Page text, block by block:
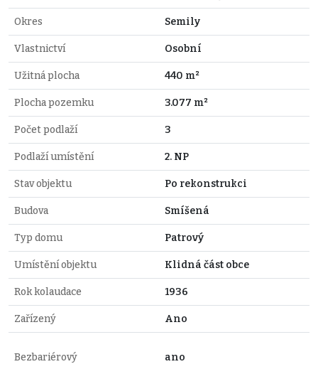
Okres Semily
Vlastnictví Osobní
Užitná plocha 440 m²
Plocha pozemku 3.077 m²
Počet podlaží 3
Podlaží umístění 2. NP
Stav objektu Po rekonstrukci
Budova Smíšená
Typ domu Patrový
Umístění objektu Klidná část obce
Rok kolaudace 1936
Zařízený Ano
Bezbariérový ano